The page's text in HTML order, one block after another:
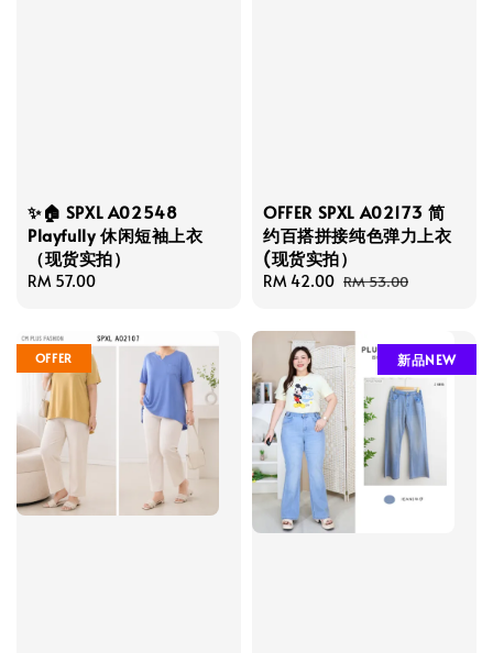
✨🏠 SPXL A02548
Playfully 休闲短袖上衣
（现货实拍）
Regular
RM 57.00
OFFER SPXL A02173 简
约百搭拼接纯色弹力上衣
(现货实拍）
Sale
RM 42.00 Regular
RM 53.00
OFFER 新品NEW